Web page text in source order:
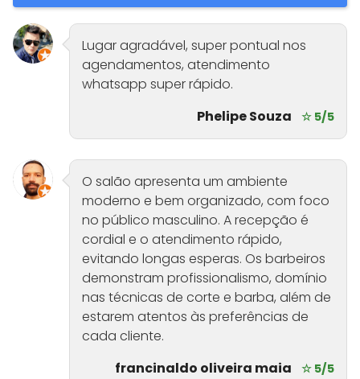
Lugar agradável, super pontual nos
agendamentos, atendimento
whatsapp super rápido.
Phelipe Souza
☆ 5/5
O salão apresenta um ambiente
moderno e bem organizado, com foco
no público masculino. A recepção é
cordial e o atendimento rápido,
evitando longas esperas. Os barbeiros
demonstram profissionalismo, domínio
nas técnicas de corte e barba, além de
estarem atentos às preferências de
cada cliente.
francinaldo oliveira maia
☆ 5/5